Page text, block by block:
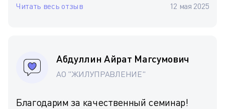
12 мая 2025
Читать весь отзыв
Абдуллин Айрат Магсумович
АО "ЖИЛУПРАВЛЕНИЕ"
Благодарим за качественный семинар!